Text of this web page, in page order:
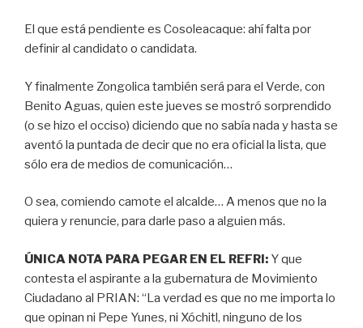
El que está pendiente es Cosoleacaque: ahí falta por
definir al candidato o candidata.
Y finalmente Zongolica también será para el Verde, con
Benito Aguas, quien este jueves se mostró sorprendido
(o se hizo el occiso) diciendo que no sabía nada y hasta se
aventó la puntada de decir que no era oficial la lista, que
sólo era de medios de comunicación…
O sea, comiendo camote el alcalde… A menos que no la
quiera y renuncie, para darle paso a alguien más.
ÚNICA NOTA PARA PEGAR EN EL REFRI: Y que
contesta el aspirante a la gubernatura de Movimiento
Ciudadano al PRIAN: “La verdad es que no me importa lo
que opinan ni Pepe Yunes, ni Xóchitl, ninguno de los